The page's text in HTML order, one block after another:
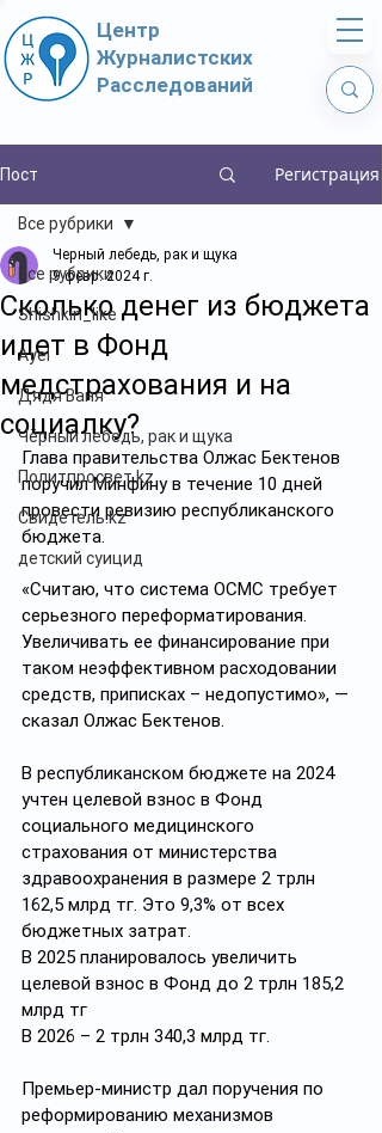
Центр
Журналистских
Расследований
Пост Регистрация
Все рубрики
Shishkin_like
Ayel
Дядя Ваня
Чёрный лебедь, рак и щука
Политпросвет.kz
Свидетель.kz
детский суицид
Все рубрики
Сколько денег из бюджета
идет в Фонд
медстрахования и на
социалку?
Черный лебедь, рак и щука
9 февр. 2024 г.
Глава правительства Олжас Бектенов
поручил Минфину в течение 10 дней
провести ревизию республиканского
бюджета.
«Считаю, что система ОСМС требует
серьезного переформатирования.
Увеличивать ее финансирование при
таком неэффективном расходовании
средств, приписках – недопустимо», —
сказал Олжас Бектенов.
В республиканском бюджете на 2024
учтен целевой взнос в Фонд
социального медицинского
страхования от министерства
здравоохранения в размере 2 трлн
162,5 млрд тг. Это 9,3% от всех
бюджетных затрат.
В 2025 планировалось увеличить
целевой взнос в Фонд до 2 трлн 185,2
млрд тг
В 2026 – 2 трлн 340,3 млрд тг.
Премьер-министр дал поручения по
реформированию механизмов